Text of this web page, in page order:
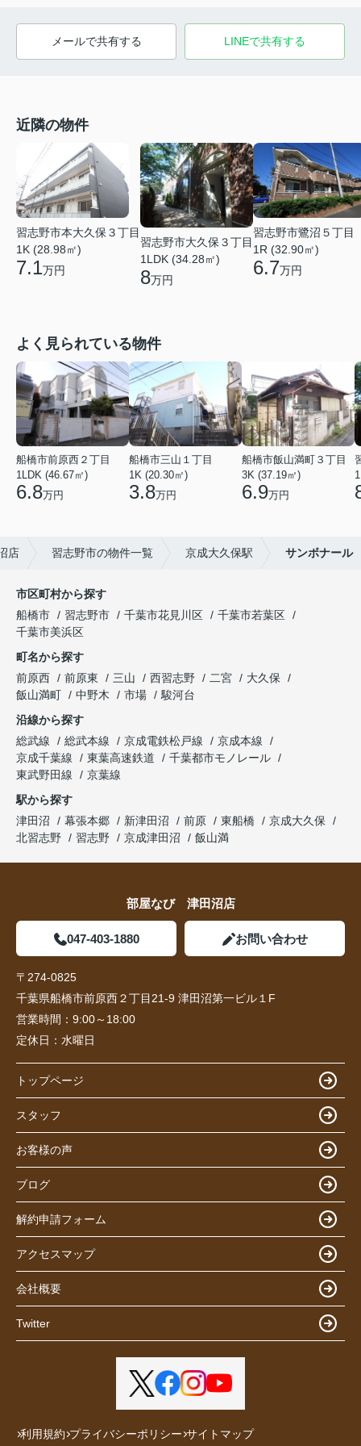
メールで共有する LINEで共有する
近隣の物件
習志野市本大久保３丁目
1K (28.98㎡)
7.1万円
習志野市大久保３丁目
1LDK (34.28㎡)
8万円
習志野市鷺沼５丁目
1R (32.90㎡)
6.7万円
よく見られている物件
船橋市前原西２丁目
1LDK (46.67㎡)
6.8万円
船橋市三山１丁目
1K (20.30㎡)
3.8万円
船橋市飯山満町３丁目
3K (37.19㎡)
6.9万円
店 習志野市の物件一覧 京成大久保駅 サンボナール
市区町村から探す
船橋市
習志野市 千葉市花見川区
千葉市若葉区
千葉市美浜区
町名から探す
前原西
前原東 三山 西習志野 二宮
大久保
飯山満町
中野木 市場
駿河台
沿線から探す
総武線
総武本線 京成電鉄松戸線
京成本線
京成千葉線
東葉高速鉄道
千葉都市モノレール
東武野田線
京葉線
駅から探す
津田沼
幕張本郷 新津田沼 前原 東船橋
京成大久保
北習志野
習志野 京成津田沼 飯山満
部屋なび 津田沼店
047-403-1880 お問い合わせ
〒274-0825
千葉県船橋市前原西２丁目21-9 津田沼第一ビル１F
営業時間： 9:00～18:00
定休日： 水曜日
トップページ
スタッフ
お客様の声
ブログ
解約申請フォーム
アクセスマップ
会社概要
Twitter
利用規約 プライバシーポリシー サイトマップ